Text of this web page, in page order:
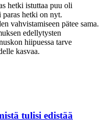
hetki istuttaa puu oli
hetki on nyt.
vahvistamiseen pätee sama.
edellytysten
hiipuessa tarve
kasvaa.
tulisi edistää